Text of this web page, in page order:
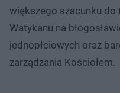
większego szacunku do
Watykanu na
jednopłciowych oraz
zarządzania Kościołem.